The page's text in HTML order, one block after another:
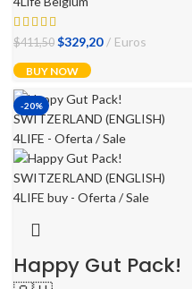
$411,50 El
precio
original
era:
$411,50.
$329,20El
es:
$329,20.
Euros
BUY NOW
-20%
Happy Gut Pack!